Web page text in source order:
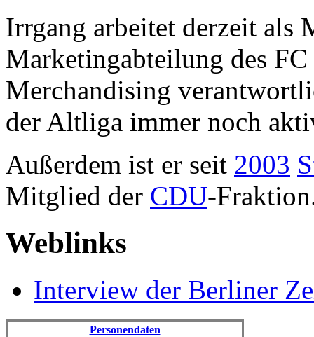
Irrgang arbeitet derzeit als
Marketingabteilung des
Merchandising
der Altliga immer noch
Außerdem ist er seit 2003
Mitglied der CDU-
Weblinks
Interview der Berliner
Personendaten